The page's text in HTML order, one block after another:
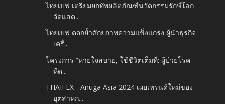
ไทยเบฟ เตรียมยกทัพผลิตภัณฑ์นวัตกรรมรักษ์โลก
จัดแสด...
ไทยเบฟ ตอกย้ำศักยภาพความแข็งแกร่ง ผู้นำธุรกิจ
เครื่...
โครงการ “หายใจสบาย, ใช้ชีวิตเต็มที่: ผู้ป่วยโรค
หืด...
THAIFEX - Anuga Asia 2024 เผยเทรนด์ใหม่ของ
อุตสาหก...